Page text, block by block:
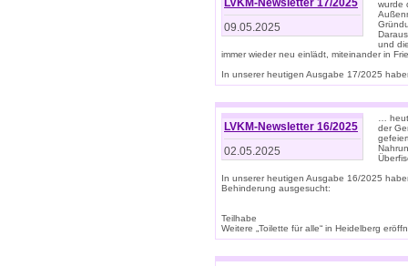
LVKM-Newsletter 17/2025
09.05.2025
wurde
und
immer wieder neu einlädt, miteinander in
In unserer heutigen Ausgabe 17/2025
LVKM-Newsletter 16/2025
02.05.2025
…
der
In unserer heutigen Ausgabe 16/2025
Behinderung ausgesucht:
Teilhabe
Weitere „Toilette für alle“ in Heidelberg